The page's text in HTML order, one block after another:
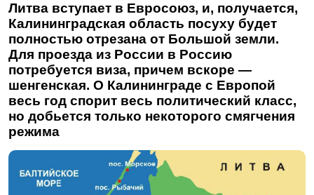
Литва вступает в Евросоюз, и, получается,
Калининградская область посуху будет
полностью отрезана от Большой земли.
Для проезда из России в Россию
потребуется виза, причем вскоре —
шенгенская. О Калининграде с Европой
весь год спорит весь политический класс,
но добьется только некоторого смягчения
режима